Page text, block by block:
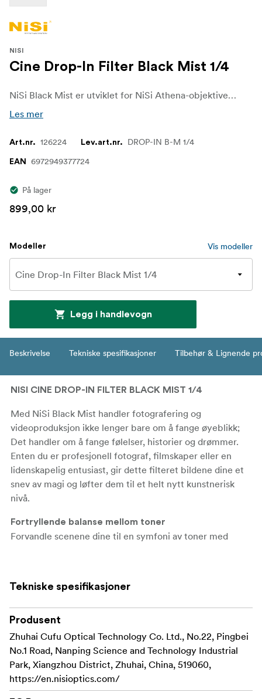
NISI
Cine Drop-In Filter Black Mist 1/4
NiSi Black Mist er utviklet for NiSi Athena-objektivene og er det ultimate verktøyet for visuell historiefortelling som gir kreativiteten din fritt utløp. Black Mist-filteret hever seg over det vanlige og forvandler bildene dine til fascinerende kunstverk
Les mer
Art.nr. 126224 Lev.art.nr. DROP-IN B-M 1/4
EAN 6972949377724
På lager
899,00 kr
Modeller Vis modeller
Legg i handlevogn
Beskrivelse Tekniske spesifikasjoner Tilbehør & Lignende
NISI CINE DROP-IN FILTER BLACK MIST 1/4
Med NiSi Black Mist handler fotografering og
videoproduksjon ikke lenger bare om å fange øyeblikk;
Det handler om å fange følelser, historier og drømmer.
Enten du er profesjonell fotograf, filmskaper eller en
lidenskapelig entusiast, gir dette filteret bildene dine et
snev av magi og løfter dem til et helt nytt kunstnerisk
nivå.
Fortryllende balanse mellom toner
Forvandle scenene dine til en symfoni av toner med
Si farvel til skarpe kontraster – Black Mist-filteret
balanserer tonespekteret uten problemer og skaper en
visuell symfoni som fanger essensen av motivet ditt.
Skap filmisk briljans
Tenk deg å fange et filmisk portrett badet i et eterisk lys,
der hver eneste flekk og rynke er myknet, og avslører
motivets sanne skjønnhet.
Tekniske spesifikasjoner
Produsent
Zhuhai Cufu Optical Technology Co. Ltd., No.22, Pingbei
No.1 Road, Nanping Science and Technology Industrial
Park, Xiangzhou District, Zhuhai, China, 519060,
https://en.nisioptics.com/